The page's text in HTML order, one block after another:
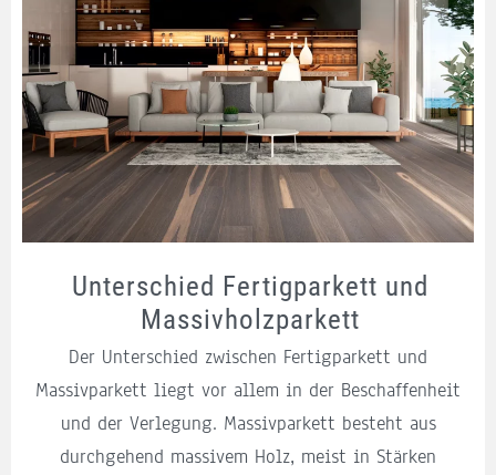
Unterschied Fertigparkett und
Massivholzparkett
Der Unterschied zwischen Fertigparkett und
Massivparkett liegt vor allem in der Beschaffenheit
und der Verlegung. Massivparkett besteht aus
durchgehend massivem Holz, meist in Stärken